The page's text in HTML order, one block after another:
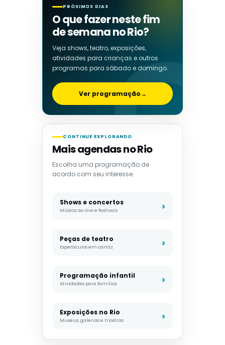
PRÓXIMOS DIAS
O que fazer neste fim
de semana no Rio?
Veja shows, teatro, exposições,
atividades para crianças e outros
programas para sábado e domingo.
Ver programação→
CONTINUE EXPLORANDO
Mais agendas no Rio
Escolha uma programação de
acordo com seu interesse.
Shows e concertos
Música ao vivo e festivais
Peças de teatro
Espetáculos em cartaz
Programação infantil
Atividades para famílias
Exposições no Rio
Museus, galerias e mostras